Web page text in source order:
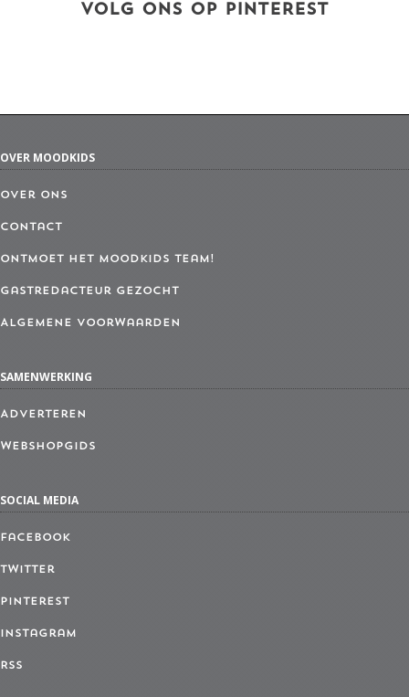
VOLG ONS OP PINTEREST
OVER MOODKIDS
Over ons
Contact
Ontmoet het MoodKids Team!
Gastredacteur gezocht
Algemene Voorwaarden
SAMENWERKING
Adverteren
Webshopgids
SOCIAL MEDIA
Facebook
Twitter
Pinterest
Instagram
RSS